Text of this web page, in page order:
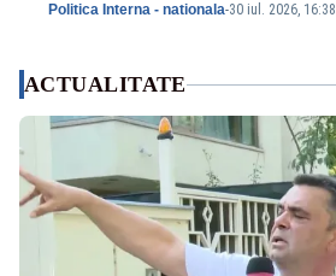
Politica Interna - nationala-30 iul. 2026, 16:38
ACTUALITATE